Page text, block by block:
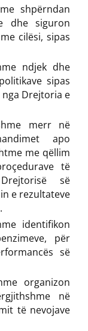
shpërndan
dhe siguron
cilësi, sipas
ndjek dhe
sipas
Drejtoria e
merr në
apo
me qëllim
të
së
e rezultateve
identifikon
për
së
organizon
në
të nevojave